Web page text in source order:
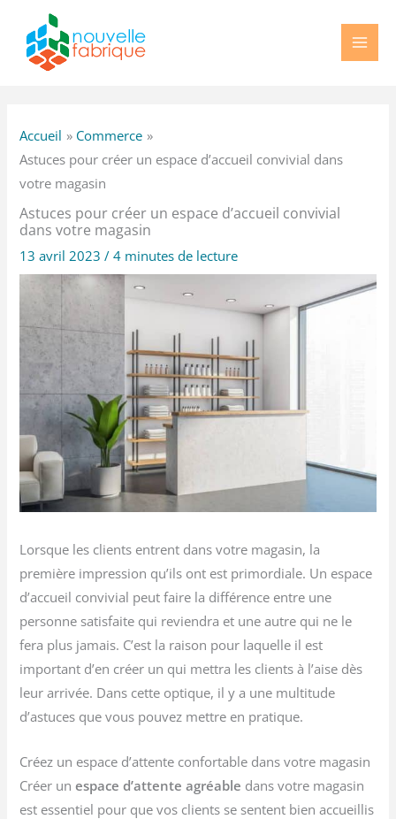
contenu
Accueil
Commerce
Astuces pour créer un espace d’accueil convivial dans
votre magasin
Astuces pour créer un espace d’accueil convivial
dans votre magasin
13 avril 2023/4 minutes de lecture
Lorsque les clients entrent dans votre magasin, la
première impression qu’ils ont est primordiale. Un espace
d’accueil convivial peut faire la différence entre une
personne satisfaite qui reviendra et une autre qui ne le
fera plus jamais. C’est la raison pour laquelle il est
important d’en créer un qui mettra les clients à l’aise dès
leur arrivée. Dans cette optique, il y a une multitude
d’astuces que vous pouvez mettre en pratique.
Créez un espace d’attente confortable dans votre magasin
Créer unespace d’attente agréable dans votre magasin
est essentiel pour que vos clients se sentent bien accueillis